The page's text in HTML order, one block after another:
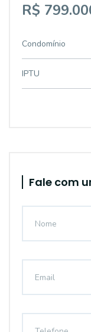
R$
Condomínio
IPTU
Fale com